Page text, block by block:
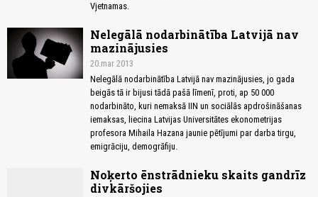
Vjetnamas.
Nelegālā nodarbinātība Latvijā nav
mazinājusies
20.mar 2013
Nelegālā nodarbinātība Latvijā nav mazinājusies, jo gada
beigās tā ir bijusi tādā pašā līmenī, proti, ap 50 000
nodarbināto, kuri nemaksā IIN un sociālās apdrošināšanas
iemaksas, liecina Latvijas Universitātes ekonometrijas
profesora Mihaila Hazana jaunie pētījumi par darba tirgu,
emigrāciju, demogrāfiju.
Noķerto ēnstrādnieku skaits gandrīz
divkāršojies